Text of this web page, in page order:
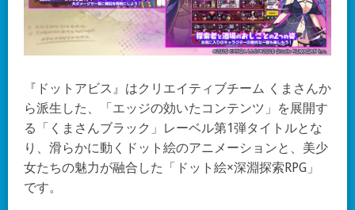
『ドットアビス』はクリエイティブチーム くまさんか
ら派生した、「エッジの効いたコンテンツ」を展開す
る「くまさんブラック」レーベル第1弾タイトルとな
り、滑らかに動くドット絵のアニメーションと、美少
女たちの魅力が融合した「ドット絵×深淵探索RPG」
です。